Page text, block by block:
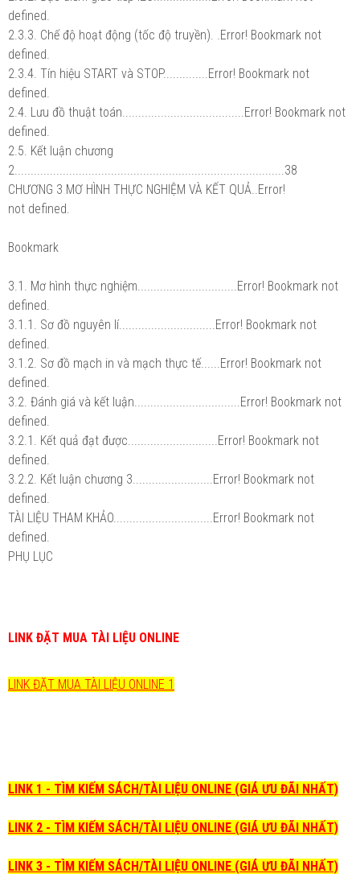
defined.
2.3.3. Chế độ hoạt động (tốc độ truyền). .Error! Bookmark not
defined.
2.3.4. Tín hiệu START và STOP..............Error! Bookmark not
defined.
2.4. Lưu đồ thuật toán......................................Error! Bookmark not
defined.
2.5. Kết luận chương
2....................................................................................38
CHƯƠNG 3 MƠ HÌNH THỰC NGHIỆM VÀ KẾT QUẢ..Error!
not defined.
Bookmark
3.1. Mơ hình thực nghiệm...............................Error! Bookmark not
defined.
3.1.1. Sơ đồ nguyên lí..............................Error! Bookmark not
defined.
3.1.2. Sơ đồ mạch in và mạch thực tế......Error! Bookmark not
defined.
3.2. Đánh giá và kết luận.................................Error! Bookmark not
defined.
3.2.1. Kết quả đạt được............................Error! Bookmark not
defined.
3.2.2. Kết luận chương 3.........................Error! Bookmark not
defined.
TÀI LIỆU THAM KHẢO...............................Error! Bookmark not
defined.
PHỤ LỤC
LINK ĐẶT MUA TÀI LIỆU ONLINE
LINK ĐẶT MUA TÀI LIỆU ONLINE 1
LINK 1 - TÌM KIẾM SÁCH/TÀI LIỆU ONLINE (GIÁ ƯU ĐÃI NHẤT)
LINK 2 - TÌM KIẾM SÁCH/TÀI LIỆU ONLINE (GIÁ ƯU ĐÃI NHẤT)
LINK 3 - TÌM KIẾM SÁCH/TÀI LIỆU ONLINE (GIÁ ƯU ĐÃI NHẤT)